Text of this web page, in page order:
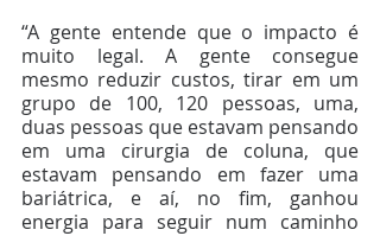
“A gente entende que o impacto é
muito legal. A gente consegue
mesmo reduzir custos, tirar em um
grupo de 100, 120 pessoas, uma,
duas pessoas que estavam pensando
em uma cirurgia de coluna, que
estavam pensando em fazer uma
bariátrica, e aí, no fim, ganhou
energia para seguir num caminho